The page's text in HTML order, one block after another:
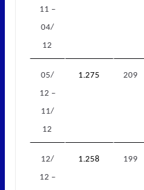
11 –
04/
12
05/
12 –
11/
12
1.275 209
12/
12 –
1.258 199